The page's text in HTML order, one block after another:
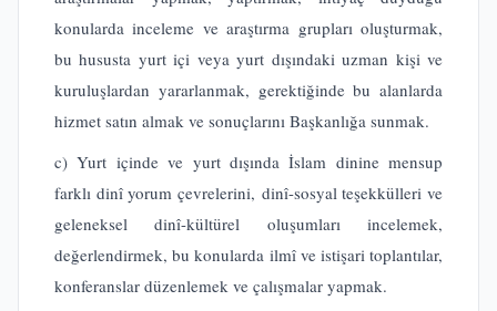
konularda inceleme ve araştırma grupları oluşturmak,
bu hususta yurt içi veya yurt dışındaki uzman kişi ve
kuruluşlardan yararlanmak, gerektiğinde bu alanlarda
hizmet satın almak ve sonuçlarını Başkanlığa sunmak.
c) Yurt içinde ve yurt dışında İslam dinine mensup
farklı dinî yorum çevrelerini, dinî-sosyal teşekkülleri ve
geleneksel dinî-kültürel oluşumları incelemek,
değerlendirmek, bu konularda ilmî ve istişari toplantılar,
konferanslar düzenlemek ve çalışmalar yapmak.